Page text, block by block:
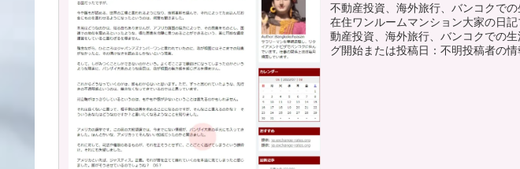
不動産投資、海外旅行、バンコクで
在住ワンルームマンション大家の日
動産投資、海外旅行、バンコクでの
グ開始または投稿日：不明投稿者の